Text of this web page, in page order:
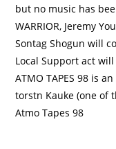
but no music has
WARRIOR, Jeremy
Sontag Shogun will
Local Support act will
ATMO TAPES 98 is
torstn Kauke (one of
Atmo Tapes 98